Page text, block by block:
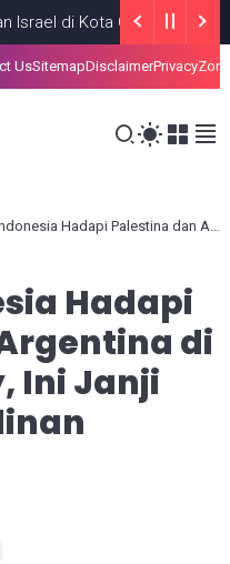
di Kota Gaza GAZA JULY
UsSitemapDisclaimerPrivacy
Palestina dan Argentina di FIFA Matchday, Ini Janji Marselino Ferdinan
Hadapi
di
Ini Janji